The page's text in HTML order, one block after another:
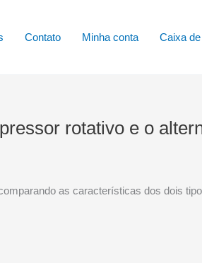
Contato Minha conta Caixa
rotativo e o
as características dos dois